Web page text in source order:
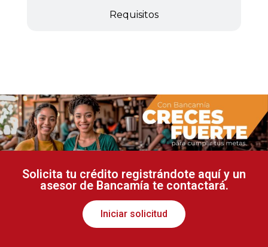
Requisitos
Solicita tu crédito registrándote aquí y un
asesor de Bancamía te contactará.
Iniciar solicitud